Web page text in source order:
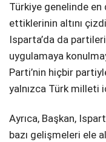
Türkiye genelinde
ettiklerinin altını
Isparta’da da
uygulamaya
Parti’nin hiçbir
yalnızca Türk milleti
Ayrıca, Başkan,
bazı gelişmeleri ele